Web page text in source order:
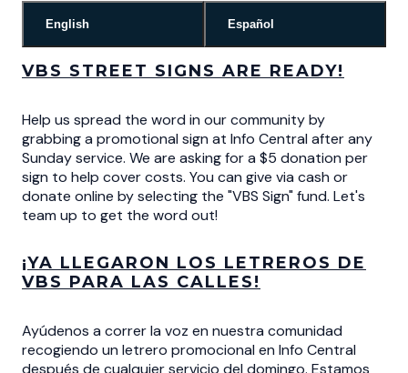
English Español
VBS STREET SIGNS ARE READY!
Help us spread the word in our community by
grabbing a promotional sign at Info Central after any
Sunday service. We are asking for a $5 donation per
sign to help cover costs. You can give via cash or
donate online by selecting the "VBS Sign" fund. Let's
team up to get the word out!
¡YA LLEGARON LOS LETREROS DE
VBS PARA LAS CALLES!
Ayúdenos a correr la voz en nuestra comunidad
recogiendo un letrero promocional en Info Central